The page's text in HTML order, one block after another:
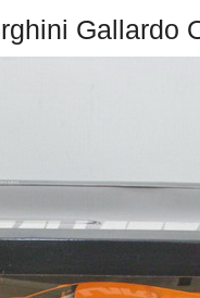
Gallardo